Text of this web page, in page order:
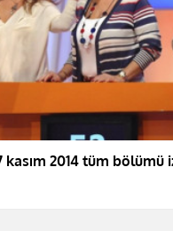
kasım 2014 tüm bölümü